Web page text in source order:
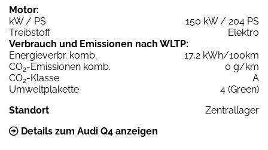
Motor:
kW / PS
150 kW / 204 PS
Treibstoff
Elektro
Verbrauch und Emissionen nach WLTP:
Energieverbr. komb.
17,2 kWh/100km
CO2-Emissionen komb.
0 g/km
CO2-Klasse
A
Umweltplakette
4 (Green)
Standort
Zentrallager
Details zum Audi Q4 anzeigen